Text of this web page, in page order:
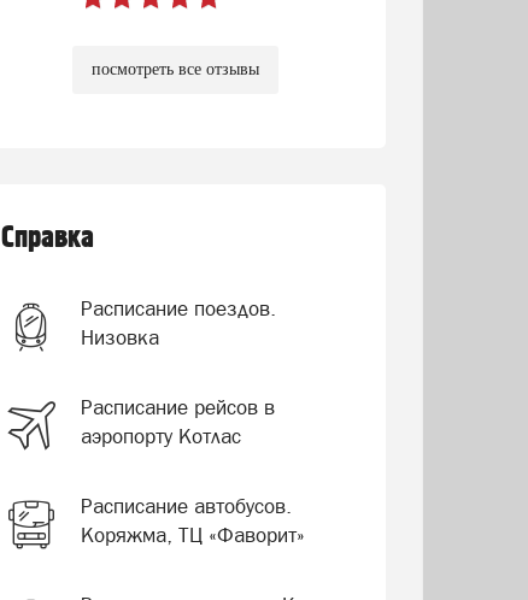
посмотреть все отзывы
Справка
Расписание поездов.
Низовка
Расписание рейсов в
аэропорту Котлас
Расписание автобусов.
Коряжма, ТЦ «Фаворит»